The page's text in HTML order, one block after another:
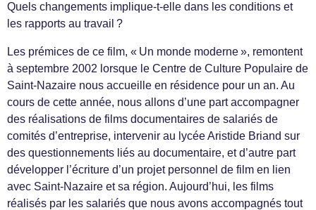
Quels changements implique-t-elle dans les conditions et
les rapports au travail ?
Les prémices de ce film, « Un monde moderne », remontent
à septembre 2002 lorsque le Centre de Culture Populaire de
Saint-Nazaire nous accueille en résidence pour un an. Au
cours de cette année, nous allons d’une part accompagner
des réalisations de films documentaires de salariés de
comités d’entreprise, intervenir au lycée Aristide Briand sur
des questionnements liés au documentaire, et d’autre part
développer l’écriture d’un projet personnel de film en lien
avec Saint-Nazaire et sa région. Aujourd’hui, les films
réalisés par les salariés que nous avons accompagnés tout